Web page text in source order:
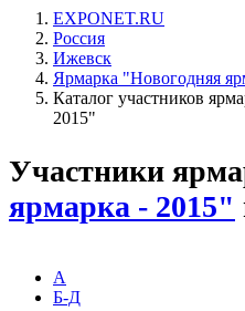
EXPONET.RU
Россия
Ижевск
Ярмарка "Новогодняя
Каталог участников
2015"
Участники
ярмарка - 2015"
А
Б-Д